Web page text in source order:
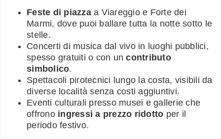
Feste di piazzaa Viareggio e Forte dei
Marmi, dove puoi ballare tutta la notte sotto le
stelle.
Concerti di musica dal vivo in luoghi pubblici,
spesso gratuiti o con uncontributo
simbolico.
Spettacoli pirotecnici lungo la costa, visibili da
diverse località senza costi aggiuntivi.
Eventi culturali presso musei e gallerie che
offrono ingressi a prezzo ridotto per il
periodo festivo.